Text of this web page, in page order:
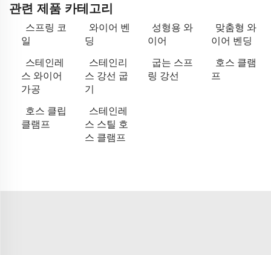
관련 제품 카테고리
스프링 코
일
와이어 벤
딩
성형용 와
이어
맞춤형 와
이어 벤딩
스테인레
스 와이어
가공
스테인리
스 강선 굽
기
굽는 스프
링 강선
호스 클램
프
호스 클립
클램프
스테인레
스 스틸 호
스 클램프